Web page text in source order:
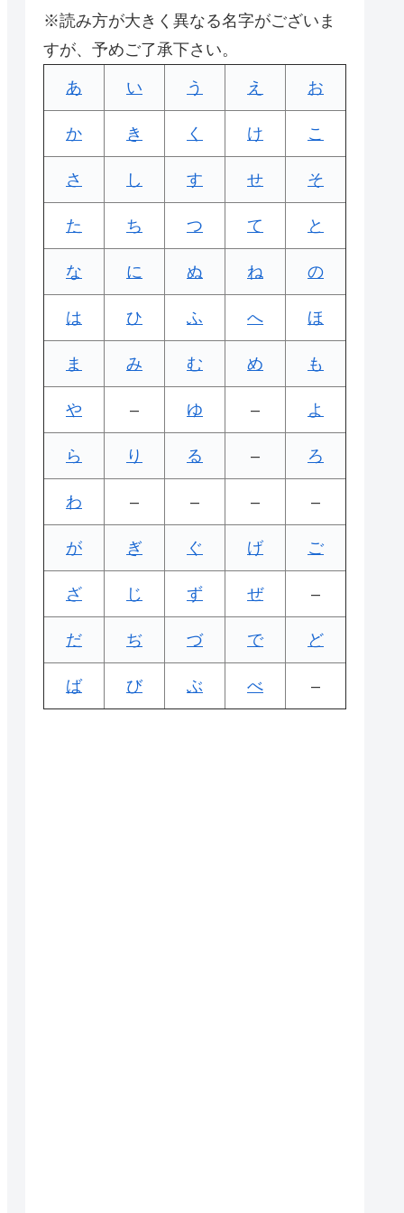
※読み方が大きく異なる名字がございま
すが、予めご了承下さい。
あ い う え お
か き く け こ
さ し す せ そ
た ち つ て と
な に ぬ ね の
は ひ ふ へ ほ
ま み む め も
や – ゆ – よ
ら り る – ろ
わ – – – –
が ぎ ぐ げ ご
ざ じ ず ぜ –
だ ぢ づ で ど
ば び ぶ べ –